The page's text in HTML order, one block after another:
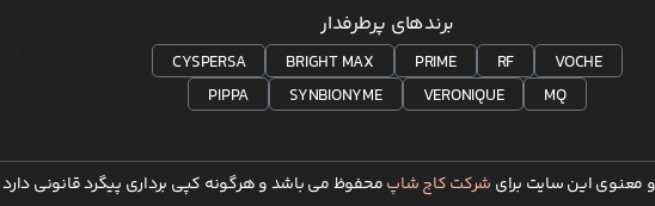
برندهای پرطرفدار
VOCHE
RF
PRIME
BRIGHT MAX
CYSPERSA
MQ
VERONIQUE
SYNBIONYME
PIPPA
معنوی این سایت برای شرکت کاج شاپمحفوظ می باشد و هرگونه کپی برداری پیگرد قانونی دارد